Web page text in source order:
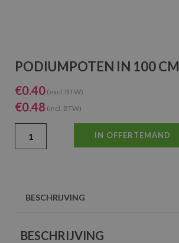
PODIUMPOTEN IN 100 CM
€0.40 (excl. BTW)
€0.48 (incl. BTW)
IN OFFERTEMAND
BESCHRIJVING
BESCHRIJVING